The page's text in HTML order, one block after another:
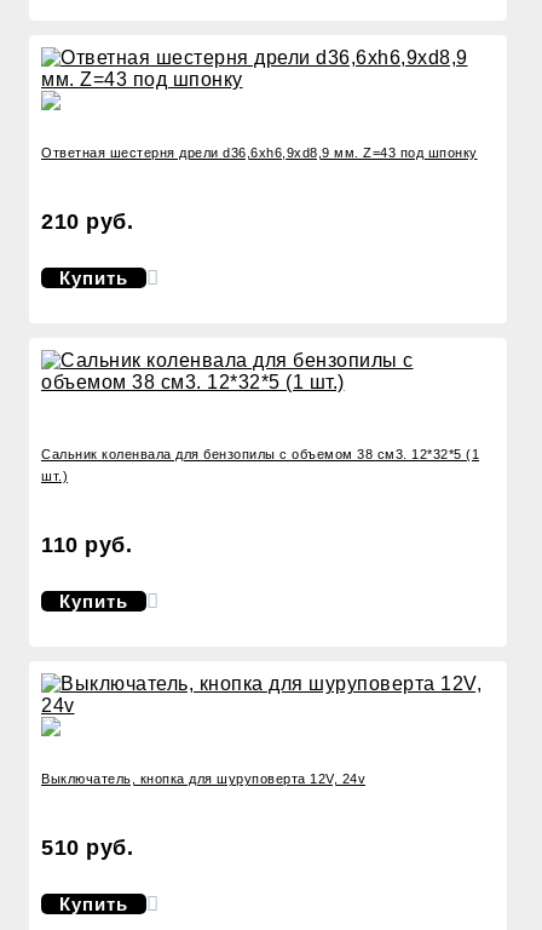
Ответная шестерня дрели d36,6хh6,9хd8,9 мм. Z=43 под шпонку
210 руб.
Купить
Сальник коленвала для бензопилы с объемом 38 см3. 12*32*5 (1
шт.)
110 руб.
Купить
Выключатель, кнопка для шуруповерта 12V, 24v
510 руб.
Купить